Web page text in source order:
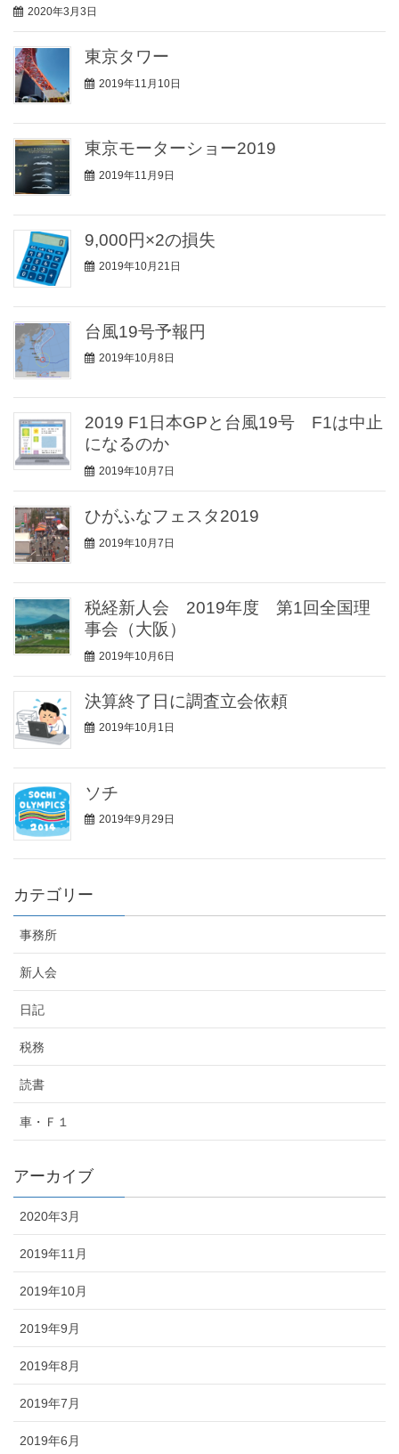
2020年3月3日
東京タワー
2019年11月10日
東京モーターショー2019
2019年11月9日
9,000円×2の損失
2019年10月21日
台風19号予報円
2019年10月8日
2019 F1日本GPと台風19号 F1は中止
になるのか
2019年10月7日
ひがふなフェスタ2019
2019年10月7日
税経新人会 2019年度 第1回全国理
事会（大阪）
2019年10月6日
決算終了日に調査立会依頼
2019年10月1日
ソチ
2019年9月29日
カテゴリー
事務所
新人会
日記
税務
読書
車・Ｆ１
アーカイブ
2020年3月
2019年11月
2019年10月
2019年9月
2019年8月
2019年7月
2019年6月